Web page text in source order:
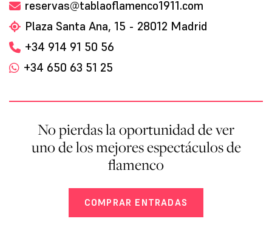
reservas@tablaoflamenco1911.com
Plaza Santa Ana, 15 - 28012 Madrid
+34 914 91 50 56
+34 650 63 51 25
No pierdas la oportunidad de ver
uno de los mejores espectáculos de
flamenco
COMPRAR ENTRADAS